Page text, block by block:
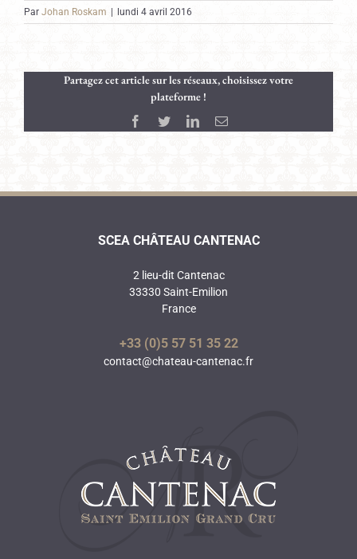
Par Johan Roskam lundi 4 avril 2016
Partagez cet article sur les réseaux, choisissez votre
plateforme !
Facebook
TwitterLinkedInEmail
SCEA CHÂTEAU CANTENAC
2 lieu-dit Cantenac
33330 Saint-Emilion
France
+33 (0)5 57 51 35 22
contact@chateau-cantenac.fr